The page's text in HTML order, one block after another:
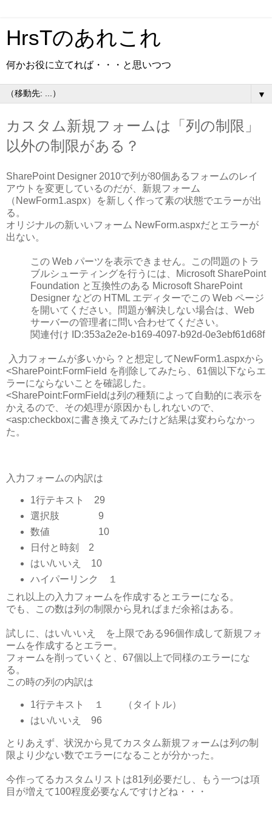
HrsTのあれこれ
何かお役に立てれば・・・と思いつつ
▼
カスタム新規フォームは「列の制限」
以外の制限がある？
SharePoint Designer 2010で列が80個あるフォームのレイ
アウトを変更しているのだが、新規フォーム
（NewForm1.aspx）を新しく作って素の状態でエラーが出
る。
オリジナルの新いいフォーム NewForm.aspxだとエラーが
出ない。
この Web パーツを表示できません。この問題のトラ
ブルシューティングを行うには、Microsoft SharePoint
Foundation と互換性のある Microsoft SharePoint
Designer などの HTML エディターでこの Web ページ
を開いてください。問題が解決しない場合は、Web
サーバーの管理者に問い合わせてください。
関連付け ID:353a2e2e-b169-4097-b92d-0e3ebf61d68f
入力フォームが多いから？と想定してNewForm1.aspxから
<SharePoint:FormField を削除してみたら、61個以下ならエ
ラーにならないことを確認した。
<SharePoint:FormFieldは列の種類によって自動的に表示を
かえるので、その処理が原因かもしれないので、
<asp:checkboxに書き換えてみたけど結果は変わらなかっ
た。
入力フォームの内訳は
1行テキスト 29
選択肢 9
数値 10
日付と時刻 2
はい/いいえ 10
ハイパーリンク １
これ以上の入力フォームを作成するとエラーになる。
でも、この数は列の制限から見ればまだ余裕はある。
試しに、はい/いいえ を上限である96個作成して新規フォ
ームを作成するとエラー。
フォームを削っていくと、67個以上で同様のエラーにな
る。
この時の列の内訳は
1行テキスト １ （タイトル）
はい/いいえ 96
とりあえず、状況から見てカスタム新規フォームは列の制
限より少ない数でエラーになることが分かった。
今作ってるカスタムリストは81列必要だし、もう一つは項
目が増えて100程度必要なんですけどね・・・